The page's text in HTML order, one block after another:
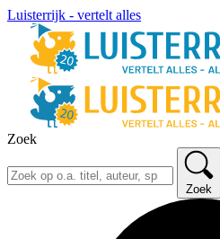
Luisterrijk - vertelt alles
Zoek
Zoek